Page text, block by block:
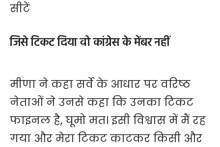
सीटें
जिसे टिकट दिया वो कांग्रेस के मेंबर नहीं
मीणा ने कहा सर्वे के आधार पर वरिष्ठ
नेताओं ने उनसे कहा कि उनका टिकट
फाइनल है, घूमो मत। इसी विश्वास में मैं रह
गया और मेरा टिकट काटकर किसी और